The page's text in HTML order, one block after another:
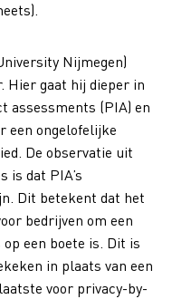
Nijmegen)
Hier gaat hij dieper in
assessments (PIA) en
een ongelofelijke
De observatie uit
is dat PIA’s
Dit betekent dat het
bedrijven om een
een boete is. Dit is
in plaats van een
voor privacy-by-